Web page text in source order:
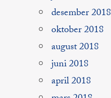
desember 2018
oktober 2018
august 2018
juni 2018
april 2018